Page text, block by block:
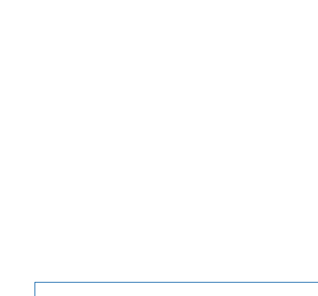
correlation, the average equity market-